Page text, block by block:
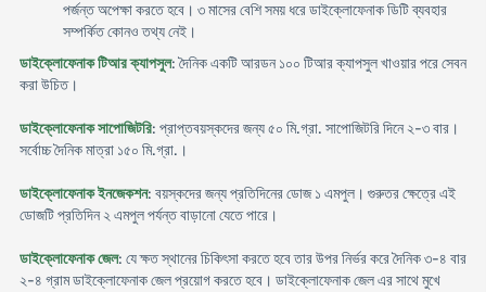
পর্জন্ত অপেক্ষা করতে হবে। ৩ মাসের বেশি সময় ধরে ডাইক্লোফেনাক ডিটি ব্যবহার
সম্পর্কিত কোনও তথ্য নেই।
ডাইক্লোফেনাক টিআর ক্যাপসুল: দৈনিক একটি আরডন ১০০ টিআর ক্যাপসুল খাওয়ার পরে সেবন
করা উচিত।
ডাইক্লোফেনাক সাপোজিটরি: প্রাপ্তবয়স্কদের জন্য ৫০ মি.গ্রা. সাপোজিটরি দিনে ২-৩ বার।
সর্বোচ্চ দৈনিক মাত্রা ১৫০ মি.গ্রা.।
ডাইক্লোফেনাক ইনজেকশন: বয়স্কদের জন্য প্রতিদিনের ডোজ ১ এমপুল। গুরুতর ক্ষেত্রে এই
ডোজটি প্রতিদিন ২ এমপুল পর্যন্ত বাড়ানো যেতে পারে।
ডাইক্লোফেনাক জেল: যে ক্ষত স্থানের চিকিৎসা করতে হবে তার উপর নির্ভর করে দৈনিক ৩-৪ বার
২-৪ গ্রাম ডাইক্লোফেনাক জেল প্রয়োগ করতে হবে। ডাইক্লোফেনাক জেল এর সাথে মুখে